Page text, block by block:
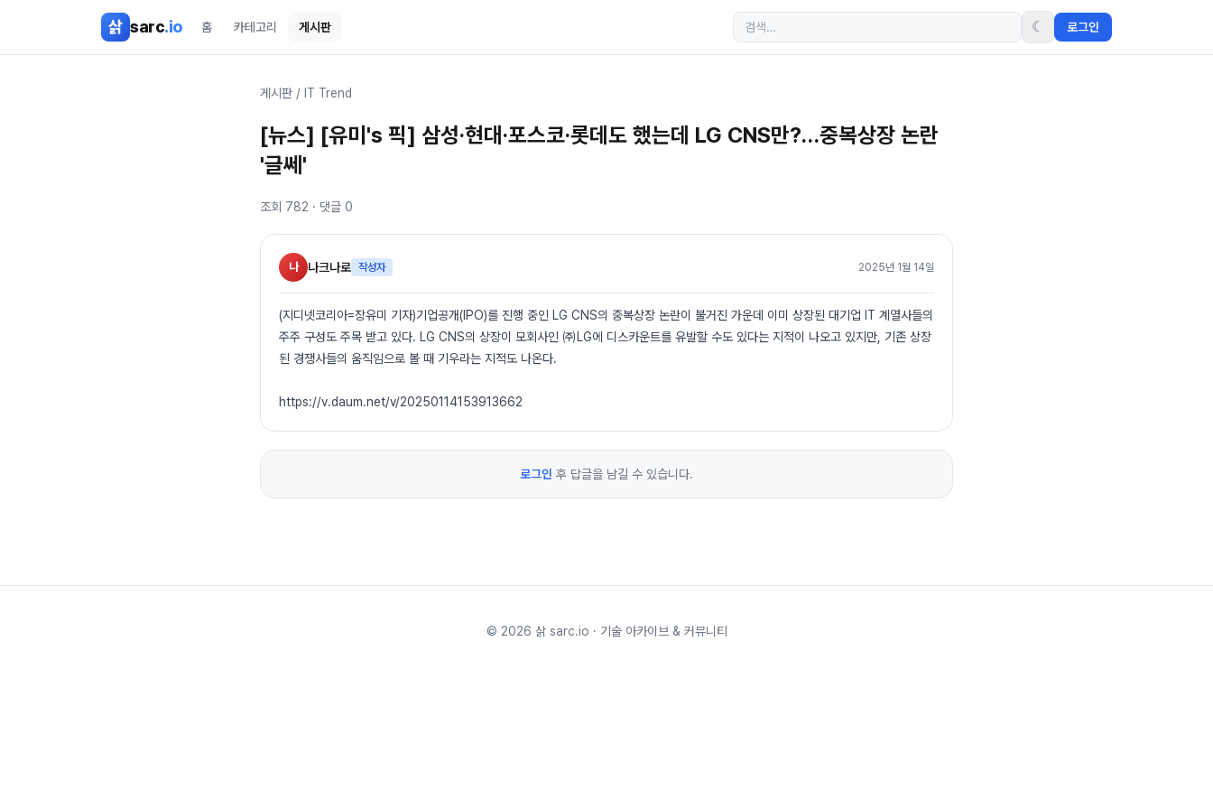
삵 sarc.io 홈 카테고리 게시판 ☾ 로그인
게시판 / IT Trend
[뉴스] [유미's 픽] 삼성·현대·포스코·롯데도 했는데 LG CNS만?…중복상장 논란
'글쎄'
조회 782 · 댓글 0
나 나크나로 작성자 2025년 1월 14일
(지디넷코리아=장유미 기자)기업공개(IPO)를 진행 중인 LG CNS의 중복상장 논란이 불거진 가운데 이미 상장된 대기업 IT 계열사들의
주주 구성도 주목 받고 있다. LG CNS의 상장이 모회사인 ㈜LG에 디스카운트를 유발할 수도 있다는 지적이 나오고 있지만, 기존 상장
된 경쟁사들의 움직임으로 볼 때 기우라는 지적도 나온다.
https://v.daum.net/v/20250114153913662
로그인 후 답글을 남길 수 있습니다.
© 2026 삵 sarc.io · 기술 아카이브 & 커뮤니티